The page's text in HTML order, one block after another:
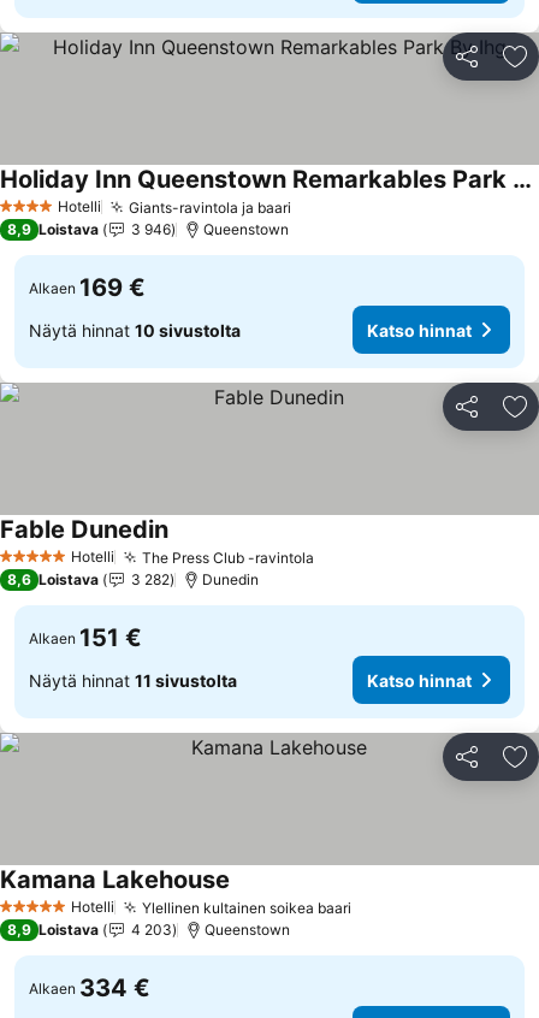
Jaa
4 Tähtiluokitus
Hotelli Giants-ravintola ja baari
Holiday Inn Queenstown Remarkables Park By Ihg
Katso hinnat
8,9 Loistava 3 946 Queenstown
Alkaen 169 €
Näytä hinnat 10 sivustolta Katso hinnat
Jaa
5 Tähtiluokitus
Hotelli The Press Club -ravintola
Fable DunedinKatso hinnat
8,6 Loistava 3 282 Dunedin
Alkaen 151 €
Näytä hinnat 11 sivustolta Katso hinnat
Jaa
5 Tähtiluokitus
Hotelli Ylellinen kultainen soikea baari
Kamana Lakehouse
8,9 Loistava 4 203 Queenstown
Alkaen 334 €